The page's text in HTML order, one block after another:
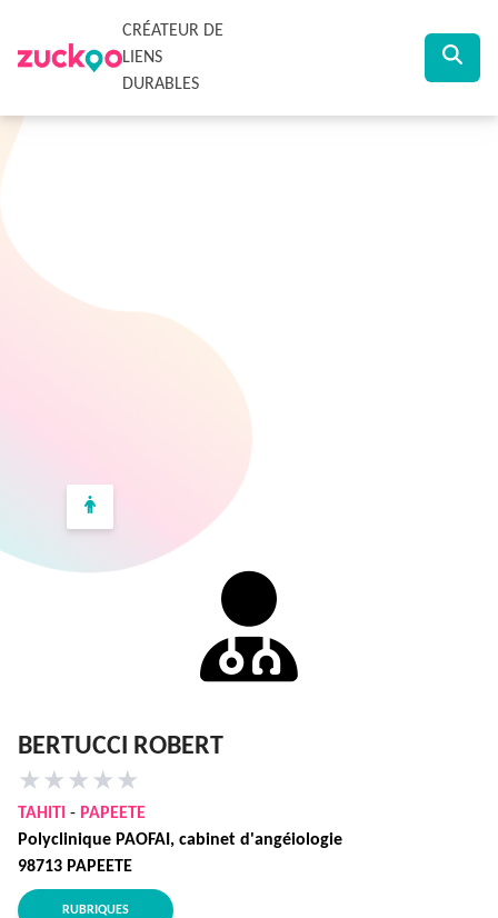
CRÉATEUR DE
LIENS
DURABLES
BERTUCCI ROBERT
★ ★ ★ ★ ★
TAHITI - PAPEETE
Polyclinique PAOFAI, cabinet d'angéiologie
98713 PAPEETE
RUBRIQUES